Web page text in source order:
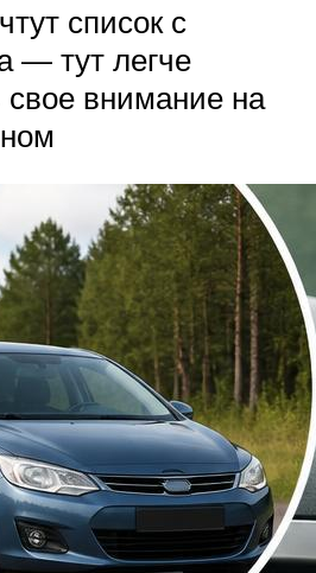
список с
— тут легче
свое внимание на